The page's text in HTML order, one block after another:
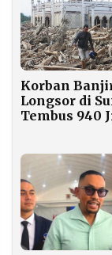
Korban
Longsor di
Tembus 940
Bencana